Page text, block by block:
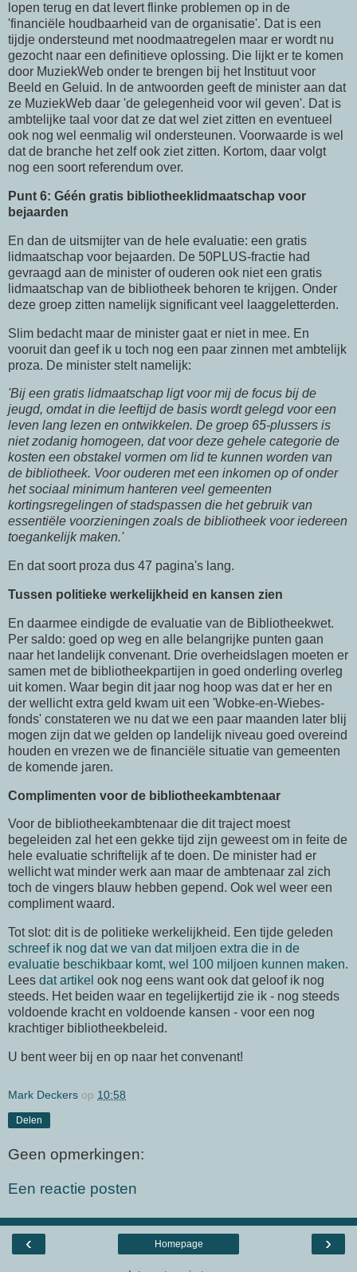
lopen terug en dat levert flinke problemen op in de
'financiële houdbaarheid van de organisatie'. Dat is een
tijdje ondersteund met noodmaatregelen maar er wordt nu
gezocht naar een definitieve oplossing. Die lijkt er te komen
door MuziekWeb onder te brengen bij het Instituut voor
Beeld en Geluid. In de antwoorden geeft de minister aan dat
ze MuziekWeb daar 'de gelegenheid voor wil geven'. Dat is
ambtelijke taal voor dat ze dat wel ziet zitten en eventueel
ook nog wel eenmalig wil ondersteunen. Voorwaarde is wel
dat de branche het zelf ook ziet zitten. Kortom, daar volgt
nog een soort referendum over.
Punt 6: Géén gratis bibliotheeklidmaatschap voor
bejaarden
En dan de uitsmijter van de hele evaluatie: een gratis
lidmaatschap voor bejaarden. De 50PLUS-fractie had
gevraagd aan de minister of ouderen ook niet een gratis
lidmaatschap van de bibliotheek behoren te krijgen. Onder
deze groep zitten namelijk significant veel laaggeletterden.
Slim bedacht maar de minister gaat er niet in mee. En
vooruit dan geef ik u toch nog een paar zinnen met ambtelijk
proza. De minister stelt namelijk:
'Bij een gratis lidmaatschap ligt voor mij de focus bij de
jeugd, omdat in die leeftijd de basis wordt gelegd voor een
leven lang lezen en ontwikkelen. De groep 65-plussers is
niet zodanig homogeen, dat voor deze gehele categorie de
kosten een obstakel vormen om lid te kunnen worden van
de bibliotheek. Voor ouderen met een inkomen op of onder
het sociaal minimum hanteren veel gemeenten
kortingsregelingen of stadspassen die het gebruik van
essentiële voorzieningen zoals de bibliotheek voor iedereen
toegankelijk maken.'
En dat soort proza dus 47 pagina's lang.
Tussen politieke werkelijkheid en kansen zien
En daarmee eindigde de evaluatie van de Bibliotheekwet.
Per saldo: goed op weg en alle belangrijke punten gaan
naar het landelijk convenant. Drie overheidslagen moeten er
samen met de bibliotheekpartijen in goed onderling overleg
uit komen. Waar begin dit jaar nog hoop was dat er her en
der wellicht extra geld kwam uit een 'Wobke-en-Wiebes-
fonds' constateren we nu dat we een paar maanden later blij
mogen zijn dat we gelden op landelijk niveau goed overeind
houden en vrezen we de financiële situatie van gemeenten
de komende jaren.
Complimenten voor de bibliotheekambtenaar
Voor de bibliotheekambtenaar die dit traject moest
begeleiden zal het een gekke tijd zijn geweest om in feite de
hele evaluatie schriftelijk af te doen. De minister had er
wellicht wat minder werk aan maar de ambtenaar zal zich
toch de vingers blauw hebben gepend. Ook wel weer een
compliment waard.
Tot slot: dit is de politieke werkelijkheid. Een tijde geleden
schreef ik nog dat we van dat miljoen extra die in de
evaluatie beschikbaar komt, wel 100 miljoen kunnen maken.
Lees dat artikel ook nog eens want ook dat geloof ik nog
steeds. Het beiden waar en tegelijkertijd zie ik - nog steeds
voldoende kracht en voldoende kansen - voor een nog
krachtiger bibliotheekbeleid.
U bent weer bij en op naar het convenant!
Mark Deckers op 10:58
Delen
Geen opmerkingen:
Een reactie posten
‹ ›
Homepage